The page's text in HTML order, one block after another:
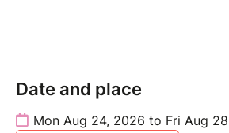
Date and place
Mon Aug 24, 2026 to Fri Aug